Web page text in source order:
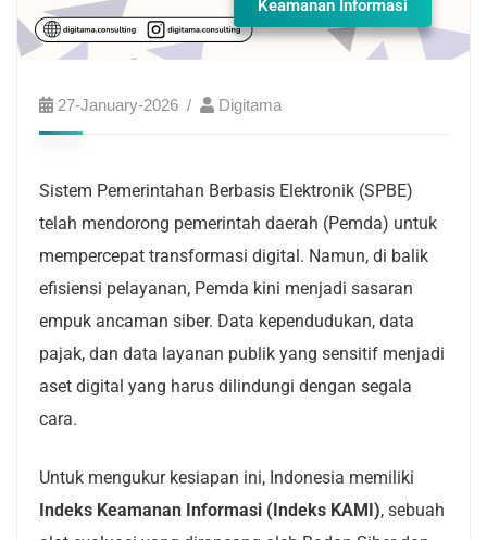
Keamanan Informasi
27-January-2026 Digitama
Sistem Pemerintahan Berbasis Elektronik (SPBE)
telah mendorong pemerintah daerah (Pemda) untuk
mempercepat transformasi digital. Namun, di balik
efisiensi pelayanan, Pemda kini menjadi sasaran
empuk ancaman siber. Data kependudukan, data
pajak, dan data layanan publik yang sensitif menjadi
aset digital yang harus dilindungi dengan segala
cara.
Untuk mengukur kesiapan ini, Indonesia memiliki
Indeks Keamanan Informasi (Indeks KAMI), sebuah